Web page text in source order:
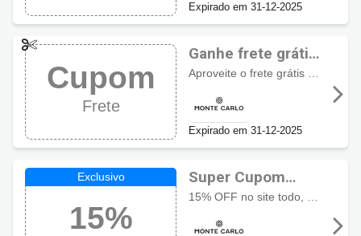
Expirado em 31-12-2025
Cupom
Frete
Ganhe frete grátis
com cupom Monte
Carlo
Aproveite o frete grátis nas compras acima de R$1.000,00
Expirado em 31-12-2025
15%
Super Cupom
Monte Carlo com
15% OFF